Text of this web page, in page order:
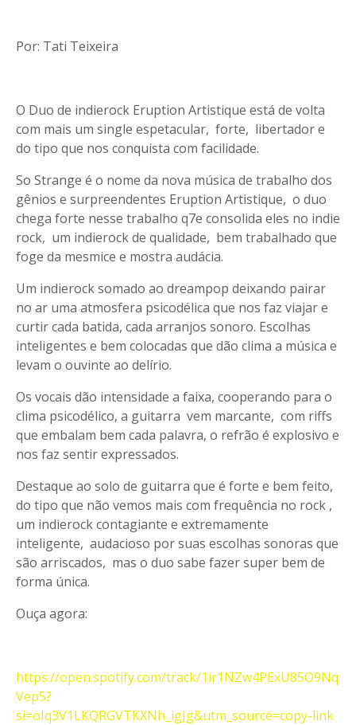
Por: Tati Teixeira
O Duo de indierock Eruption Artistique está de volta
com mais um single espetacular, forte, libertador e
do tipo que nos conquista com facilidade.
So Strange é o nome da nova música de trabalho dos
gênios e surpreendentes Eruption Artistique, o duo
chega forte nesse trabalho q7e consolida eles no indie
rock, um indierock de qualidade, bem trabalhado que
foge da mesmice e mostra audácia.
Um indierock somado ao dreampop deixando pairar
no ar uma atmosfera psicodélica que nos faz viajar e
curtir cada batida, cada arranjos sonoro. Escolhas
inteligentes e bem colocadas que dão clima a música e
levam o ouvinte ao delírio.
Os vocais dão intensidade a faixa, cooperando para o
clima psicodélico, a guitarra vem marcante, com riffs
que embalam bem cada palavra, o refrão é explosivo e
nos faz sentir expressados.
Destaque ao solo de guitarra que é forte e bem feito,
do tipo que não vemos mais com frequência no rock ,
um indierock contagiante e extremamente
inteligente, audacioso por suas escolhas sonoras que
são arriscados, mas o duo sabe fazer super bem de
forma única.
Ouça agora:
https://open.spotify.com/track/1ir1NZw4PExU85O9Nq
Vep5?
si=oIq3V1LKQRGVTKXNh_igJg&utm_source=copy-link